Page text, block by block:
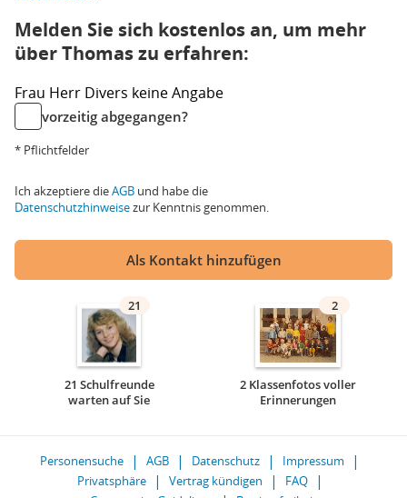
Melden Sie sich kostenlos an, um mehr
über Thomas zu erfahren:
Frau Herr Divers keine Angabe
vorzeitig abgegangen?
* Pflichtfelder
Ich akzeptiere dieAGB und habe die
Datenschutzhinweisezur Kenntnis genommen.
Als Kontakt hinzufügen
21
21 Schulfreunde
warten auf Sie
2
2 Klassenfotos voller
Erinnerungen
Personensuche AGB Datenschutz
Impressum
Privatsphäre
Vertrag kündigen
FAQ